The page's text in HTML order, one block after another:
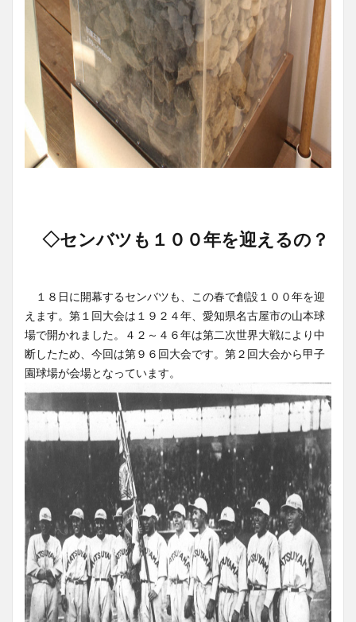
◇センバツも１００年を迎えるの？
１８日に開幕するセンバツも、この春で創設１００年を迎
えます。第１回大会は１９２４年、愛知県名古屋市の山本球
場で開かれました。４２～４６年は第二次世界大戦により中
断したため、今回は第９６回大会です。第２回大会から甲子
園球場が会場となっています。